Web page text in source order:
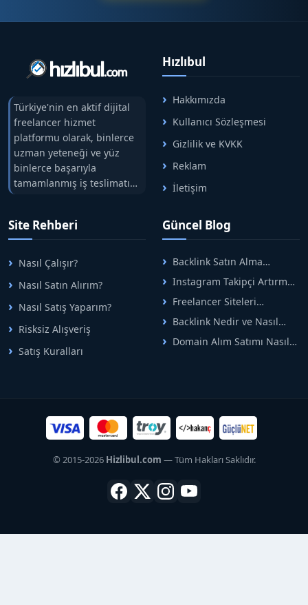
Türkiye'nin en aktif dijital
freelancer hizmet
platformu olarak, binlerce
uzman yeteneği ve yüz
binlerce başarıyla
tamamlanmış iş teslimatını
tek çatıda buluşturuyoruz.
arasındaki süreci risksiz
alışveriş sistemi ile koruyan
ticaretin güvenli
Hızlıbul
Hakkımızda
Kullanıcı Sözleşmesi
Gizlilik ve KVKK
Reklam
İletişim
Site Rehberi
Nasıl Çalışır?
Nasıl Satın Alırım?
Nasıl Satış Yaparım?
Risksiz Alışveriş
Satış Kuralları
Güncel Blog
Backlink Satın Alma
Rehberi: Güvenli SEO İçin
Doğru Adımlar
Instagram Takipçi Artırma
Yöntemleri: Organik Büyüme
Rehberi
Freelancer Siteleri
Arasında Doğru Seçim Nasıl
Yapılır
Backlink Nedir ve Nasıl
Alınır? Etkili Yöntemler
Domain Alım Satımı Nasıl
© 2015-2026 Hizlibul.com — Tüm Hakları Saklıdır.